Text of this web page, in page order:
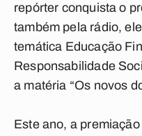
repórter conquista o
também pela rádio,
temática Educação
Responsabilidade
a matéria “Os novos
Este ano, a